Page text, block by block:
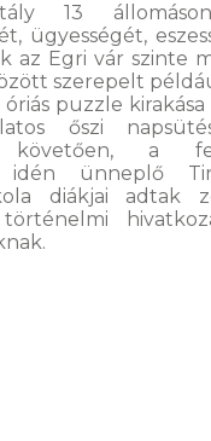
13 állomáson
ügyességét,
az Egri vár szinte
szerepelt
puzzle kirakása
őszi
követően, a
idén ünneplő
diákjai adtak